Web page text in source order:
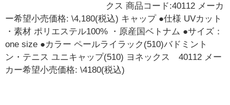
クス 商品コード:40112 メーカ
ー希望小売価格: \4,180(税込) キャップ ●仕様 UVカット
・素材 ポリエステル100% ・原産国ベトナム ●サイズ：
one size ●カラー ペールライラック(510)バドミント
ン・テニス ユニキャップ(510) ヨネックス 40112 メー
カー希望小売価格: \4180(税込)